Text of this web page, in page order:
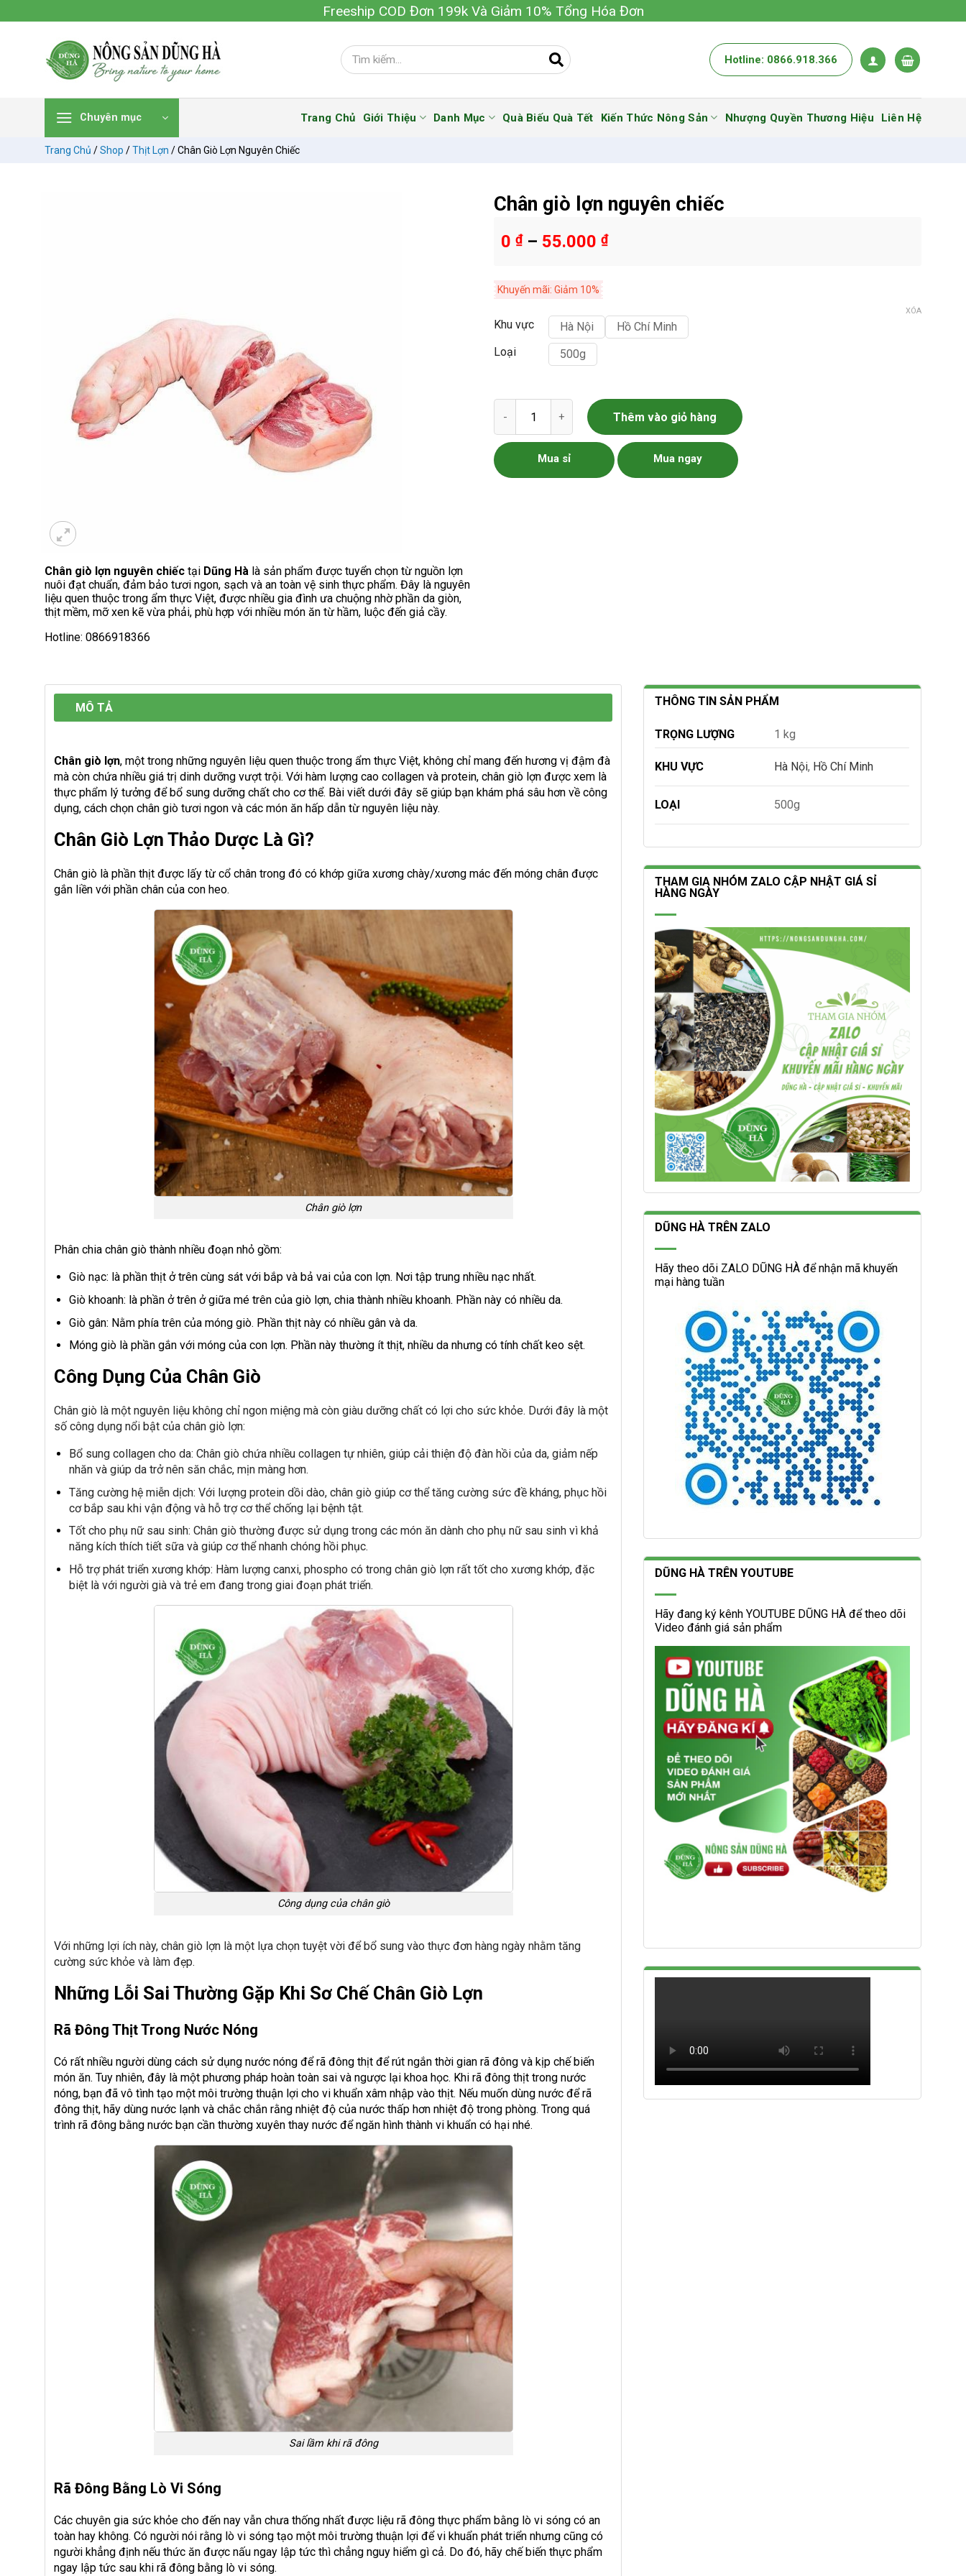
đến
Freeship COD Đơn 199k Và Giảm 10% Tổng Hóa Đơn
Hotline: 0866.918.366
Chuyên mục Trang Chủ Giới Thiệu Danh Mục Quà Biếu Quà Tết Kiến Thức Nông Sản Nhượng Quyền Thương Hiệu Liên Hệ
Trang Chủ /Shop /Thịt Lợn /Chân Giò Lợn Nguyên Chiếc
Chân giò lợn nguyên chiếc tại Dũng Hà là sản phẩm được tuyển chọn từ nguồn lợn
nuôi đạt chuẩn, đảm bảo tươi ngon, sạch và an toàn vệ sinh thực phẩm. Đây là nguyên
liệu quen thuộc trong ẩm thực Việt, được nhiều gia đình ưa chuộng nhờ phần da giòn,
thịt mềm, mỡ xen kẽ vừa phải, phù hợp với nhiều món ăn từ hầm, luộc đến giả cầy.
Hotline: 0866918366
Chân giò lợn nguyên chiếc
0 ₫– 55.000 ₫
Khuyến mãi: Giảm 10%
Khu vực Hà Nội
Hồ Chí Minh
Loại
500g
XÓA
Chân giò lợn nguyên chiếc số lượng
Thêm vào giỏ hàng
Mua sỉ Mua ngay
MÔ TẢ
Chân giò lợn, một trong những nguyên liệu quen thuộc trong ẩm thực Việt, không chỉ mang đến hương vị đậm đà
mà còn chứa nhiều giá trị dinh dưỡng vượt trội. Với hàm lượng cao collagen và protein, chân giò lợn được xem là
thực phẩm lý tưởng để bổ sung dưỡng chất cho cơ thể. Bài viết dưới đây sẽ giúp bạn khám phá sâu hơn về công
dụng, cách chọn chân giò tươi ngon và các món ăn hấp dẫn từ nguyên liệu này.
Chân Giò Lợn Thảo Dược Là Gì?
Chân giò là phần thịt được lấy từ cổ chân trong đó có khớp giữa xương chày/xương mác đến móng chân được
gắn liền với phần chân của con heo.
Chân giò lợn
Phân chia chân giò thành nhiều đoạn nhỏ gồm:
Giò nạc: là phần thịt ở trên cùng sát với bắp và bả vai của con lợn. Nơi tập trung nhiều nạc nhất.
Giò khoanh: là phần ở trên ở giữa mé trên của giò lợn, chia thành nhiều khoanh. Phần này có nhiều da.
Giò gân: Nằm phía trên của móng giò. Phần thịt này có nhiều gân và da.
Móng giò là phần gắn với móng của con lợn. Phần này thường ít thịt, nhiều da nhưng có tính chất keo sệt.
Công Dụng Của Chân Giò
Chân giò là một nguyên liệu không chỉ ngon miệng mà còn giàu dưỡng chất có lợi cho sức khỏe. Dưới đây là một
số công dụng nổi bật của chân giò lợn:
Bổ sung collagen cho da: Chân giò chứa nhiều collagen tự nhiên, giúp cải thiện độ đàn hồi của da, giảm nếp
nhăn và giúp da trở nên săn chắc, mịn màng hơn.
Tăng cường hệ miễn dịch: Với lượng protein dồi dào, chân giò giúp cơ thể tăng cường sức đề kháng, phục hồi
cơ bắp sau khi vận động và hỗ trợ cơ thể chống lại bệnh tật.
Tốt cho phụ nữ sau sinh: Chân giò thường được sử dụng trong các món ăn dành cho phụ nữ sau sinh vì khả
năng kích thích tiết sữa và giúp cơ thể nhanh chóng hồi phục.
Hỗ trợ phát triển xương khớp: Hàm lượng canxi, phospho có trong chân giò lợn rất tốt cho xương khớp, đặc
biệt là với người già và trẻ em đang trong giai đoạn phát triển.
Công dụng của chân giò
Với những lợi ích này, chân giò lợn là một lựa chọn tuyệt vời để bổ sung vào thực đơn hàng ngày nhằm tăng
cường sức khỏe và làm đẹp.
Những Lỗi Sai Thường Gặp Khi Sơ Chế Chân Giò Lợn
Rã Đông Thịt Trong Nước Nóng
Có rất nhiều người dùng cách sử dụng nước nóng để rã đông thịt để rút ngắn thời gian rã đông và kịp chế biến
món ăn. Tuy nhiên, đây là một phương pháp hoàn toàn sai và ngược lại khoa học. Khi rã đông thịt trong nước
nóng, bạn đã vô tình tạo một môi trường thuận lợi cho vi khuẩn xâm nhập vào thịt. Nếu muốn dùng nước để rã
đông thịt, hãy dùng nước lạnh và chắc chắn rằng nhiệt độ của nước thấp hơn nhiệt độ trong phòng. Trong quá
trình rã đông bằng nước bạn cần thường xuyên thay nước để ngăn hình thành vi khuẩn có hại nhé.
Sai lầm khi rã đông
Rã Đông Bằng Lò Vi Sóng
Các chuyên gia sức khỏe cho đến nay vẫn chưa thống nhất được liệu rã đông thực phẩm bằng lò vi sóng có an
toàn hay không. Có người nói rằng lò vi sóng tạo một môi trường thuận lợi để vi khuẩn phát triển nhưng cũng có
người khẳng định nếu thức ăn được nấu ngay lập tức thì chẳng nguy hiểm gì cả. Do đó, hãy chế biến thực phẩm
ngay lập tức sau khi rã đông bằng lò vi sóng.
THÔNG TIN SẢN PHẨM
TRỌNG LƯỢNG 1 kg
KHU VỰC Hà Nội, Hồ Chí Minh
LOẠI 500g
THAM GIA NHÓM ZALO CẬP NHẬT GIÁ SỈ
HÀNG NGÀY
DŨNG HÀ TRÊN ZALO
Hãy theo dõi ZALO DŨNG HÀ để nhận mã khuyến
mại hàng tuần
DŨNG HÀ TRÊN YOUTUBE
Hãy đang ký kênh YOUTUBE DŨNG HÀ để theo dõi
Video đánh giá sản phẩm